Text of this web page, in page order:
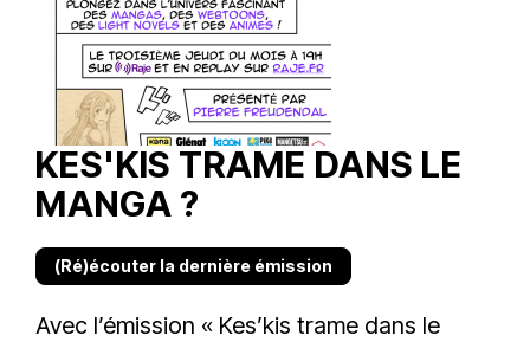
KES'KIS TRAME DANS LE
MANGA ?
(Ré)écouter la dernière émission
Avec l’émission « Kes’kis trame dans le